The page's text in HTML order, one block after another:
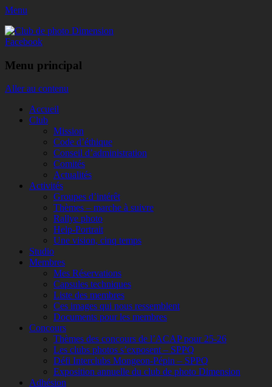
Menu
Club de photo Dimension
Facebook
Menu principal
Aller au contenu
Accueil
Club
Mission
Code d’éthique
Conseil d’administration
Comités
Actualités
Activités
Groupes d’intérêt
Thèmes – marche à suivre
Rallye photo
Help-Portrait
Une vision, cinq temps
Studio
Membres
Mes Réservations
Capsules techniques
Liste des membres
Ces images qui nous ressemblent
Documents pour les membres
Concours
Thèmes des concours de l’ACAP pour 25-26
Les clubs photos s’exposent – SPPQ
Défi Interclubs Mongeon-Pépin – SPPQ
Exposition annuelle du club de photo Dimension
Adhésion